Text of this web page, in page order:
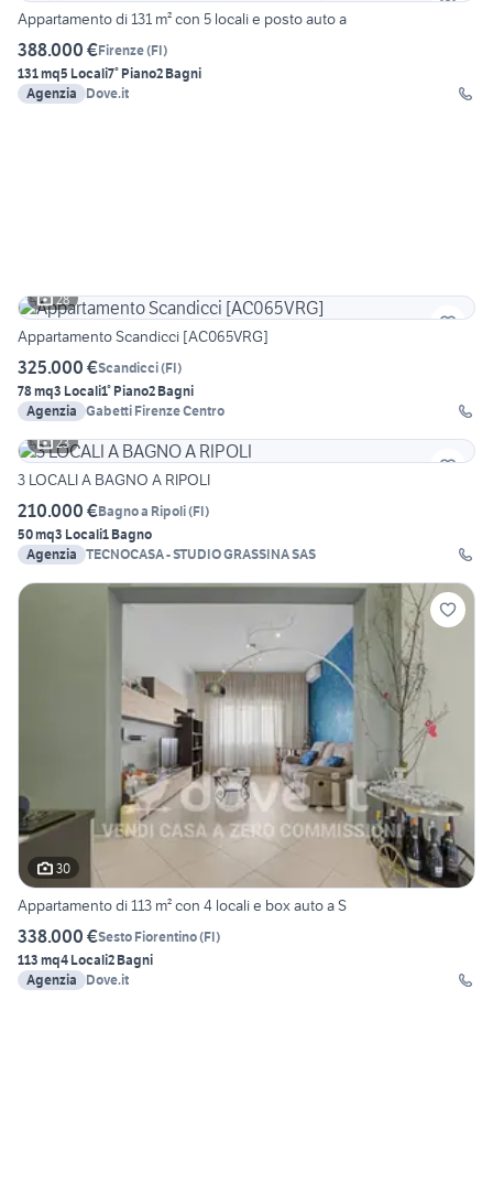
Appartamento di 131 m² con 5 locali e posto auto a
388.000 €Firenze(FI)
131 mq5 Locali7° Piano2 Bagni
Agenzia
Dove.it
28
Appartamento Scandicci [AC065VRG]
325.000 €Scandicci(FI)
78 mq3 Locali1° Piano2 Bagni
Agenzia Gabetti Firenze Centro
23
3 LOCALI A BAGNO A RIPOLI
210.000 €Bagno a Ripoli(FI)
50 mq3 Locali1 Bagno
Agenzia TECNOCASA - STUDIO GRASSINA SAS
30
Appartamento di 113 m² con 4 locali e box auto a S
338.000 €Sesto Fiorentino(FI)
113 mq4 Locali2 Bagni
Agenzia
Dove.it